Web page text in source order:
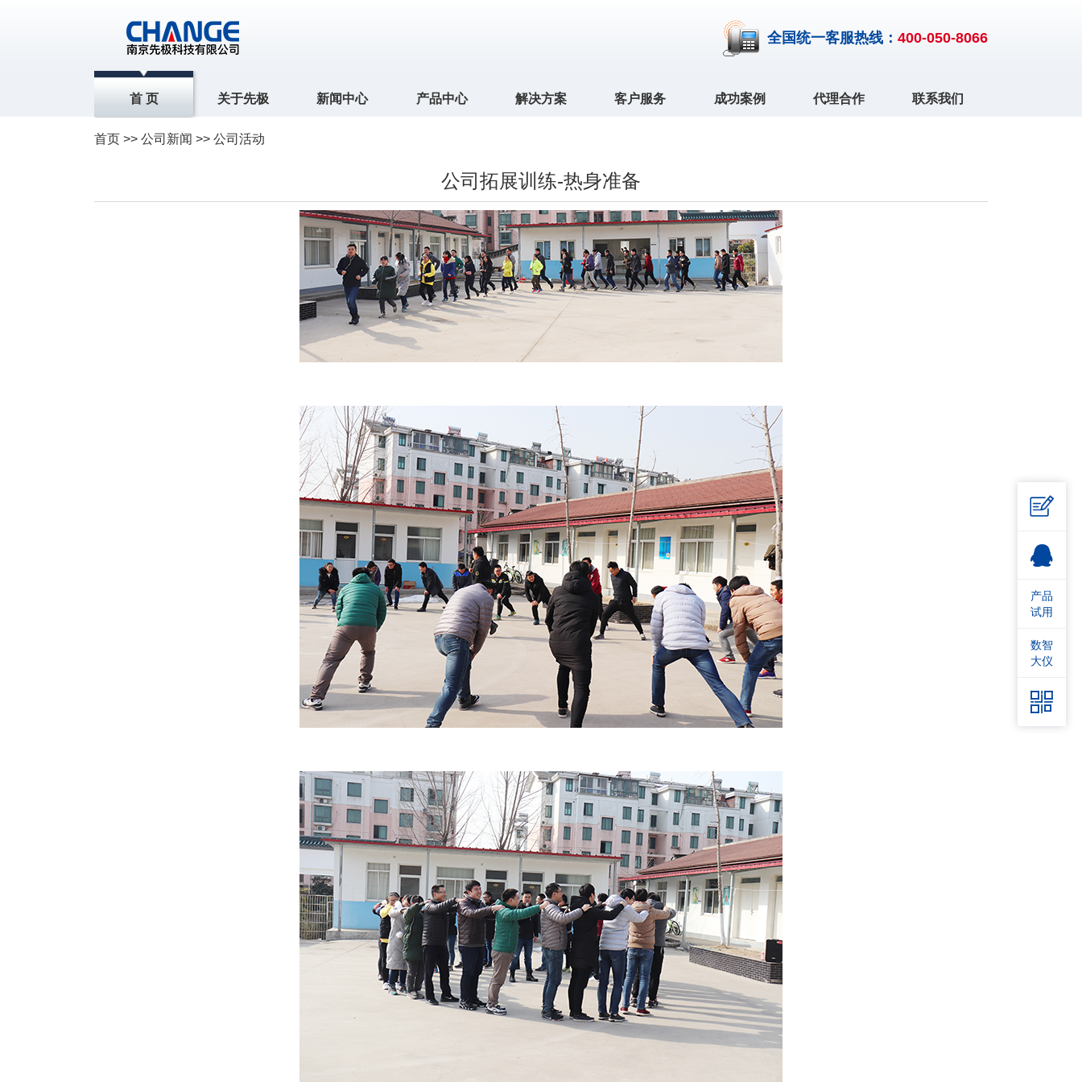
全国统一客服热线： 400-050-8066
首 页 关于先极 新闻中心 产品中心 解决方案 客户服务 成功案例 代理合作 联系我们
首页 >> 公司新闻 >> 公司活动
公司拓展训练-热身准备

产品
试用
数智
大仪
